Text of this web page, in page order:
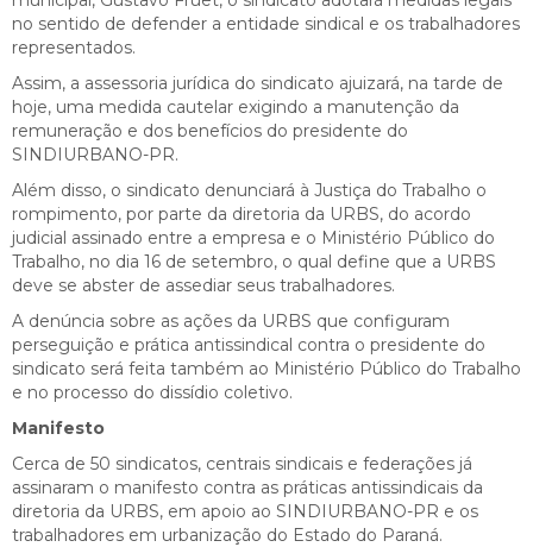
no sentido de defender a entidade sindical e os trabalhadores
representados.
Assim, a assessoria jurídica do sindicato ajuizará, na tarde de
hoje, uma medida cautelar exigindo a manutenção da
remuneração e dos benefícios do presidente do
SINDIURBANO-PR.
Além disso, o sindicato denunciará à Justiça do Trabalho o
rompimento, por parte da diretoria da URBS, do acordo
judicial assinado entre a empresa e o Ministério Público do
Trabalho, no dia 16 de setembro, o qual define que a URBS
deve se abster de assediar seus trabalhadores.
A denúncia sobre as ações da URBS que configuram
perseguição e prática antissindical contra o presidente do
sindicato será feita também ao Ministério Público do Trabalho
e no processo do dissídio coletivo.
Manifesto
Cerca de 50 sindicatos, centrais sindicais e federações já
assinaram o manifesto contra as práticas antissindicais da
diretoria da URBS, em apoio ao SINDIURBANO-PR e os
trabalhadores em urbanização do Estado do Paraná.